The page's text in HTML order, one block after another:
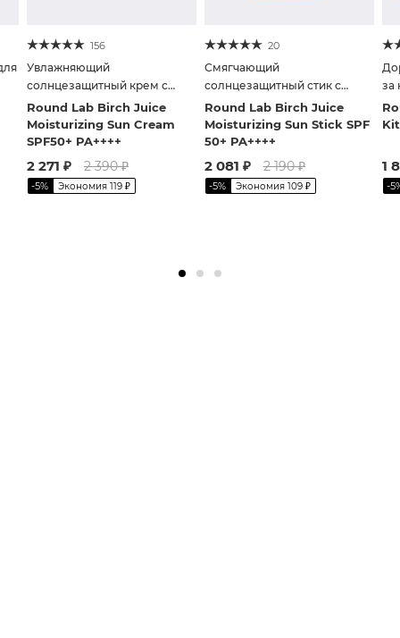
156
Увлажняющий
солнцезащитный крем с
берёзовым соком
Round Lab Birch Juice
Moisturizing Sun Cream
SPF50+ PA++++
2 271 ₽ 2 390₽
-5% Экономия 119 ₽
20
Смягчающий
солнцезащитный стик с
берёзовым соком
Round Lab Birch Juice
Moisturizing Sun Stick SPF
50+ PA++++
2 081 ₽ 2 190₽
-5% Экономия 109 ₽
за
Kit
1
-5